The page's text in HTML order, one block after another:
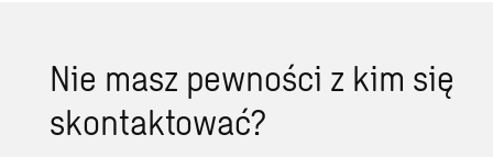
Nie masz pewności z kim się
skontaktować?